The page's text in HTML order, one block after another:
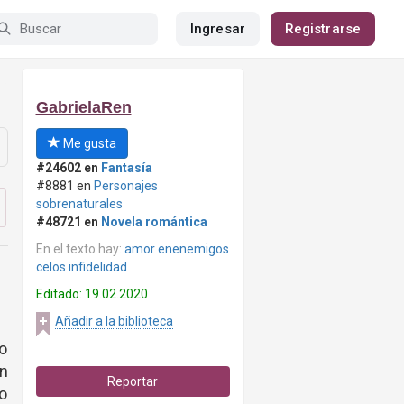
Ingresar Registrarse
GabrielaRen
Me gusta
#24602 en Fantasía
#8881 en Personajes
sobrenaturales
#48721 en Novela romántica
En el texto hay: amor enenemigos
celos infidelidad
Editado: 19.02.2020
Añadir a la biblioteca
Reportar